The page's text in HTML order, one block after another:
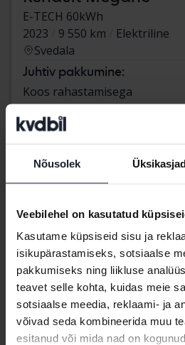
Nõusolek
Veebilehel on kasutatud
Kasutame küpsiseid sisu ja
isikupärastamiseks, sotsiaalse
pakkumiseks ning liikluse
teavet selle kohta, kuidas meie
sotsiaalse meedia, reklaami- ja
võivad seda kombineerida muu
esitanud või mida nad on
E-TECH 60kWh
2023
9 550 km
Elektriline
Svedala
Juhtiv pakkumine:
Koos rahastamisega
Osta otse
aug 11